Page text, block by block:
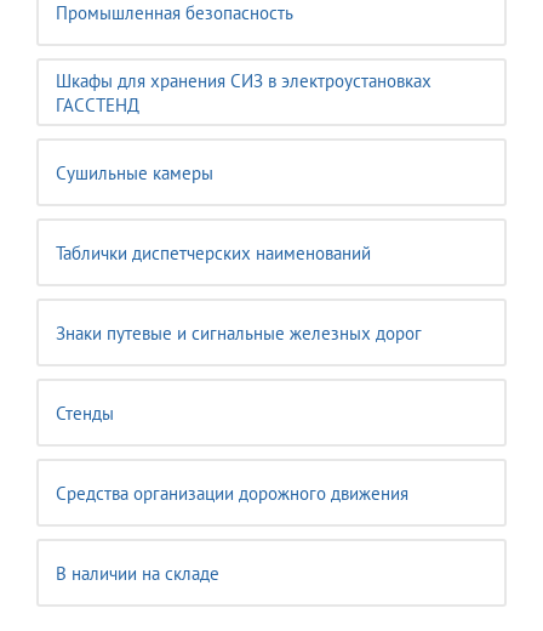
Промышленная безопасность
Шкафы для хранения СИЗ в электроустановках
ГАССТЕНД
Сушильные камеры
Таблички диспетчерских наименований
Знаки путевые и сигнальные железных дорог
Стенды
Средства организации дорожного движения
В наличии на складе